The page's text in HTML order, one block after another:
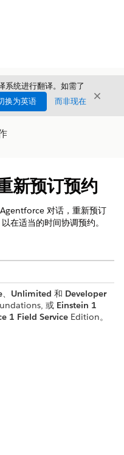
系统进行翻译。如需了
换为英语 而非现在 关闭
新预订预约
对话，重新预订
在适当的时间协调预约。
、 Unlimited 和 Developer
或 Einstein 1
1 Field Service Edition。